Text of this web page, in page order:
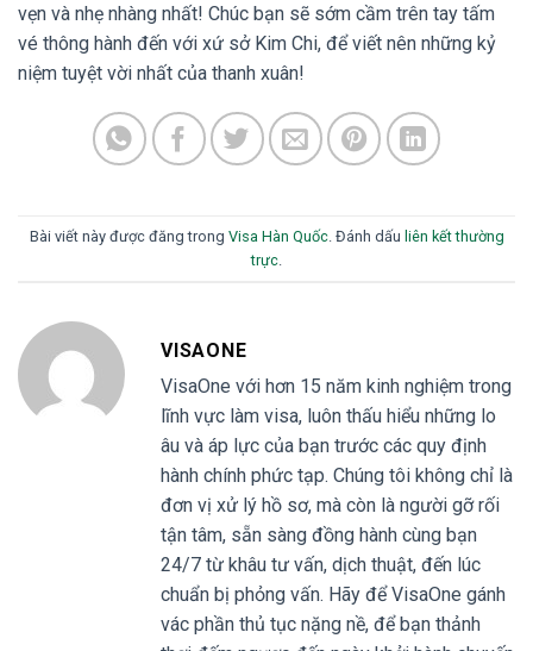
vẹn và nhẹ nhàng nhất! Chúc bạn sẽ sớm cầm trên tay tấm
vé thông hành đến với xứ sở Kim Chi, để viết nên những kỷ
niệm tuyệt vời nhất của thanh xuân!
Bài viết này được đăng trong Visa Hàn Quốc. Đánh dấu liên kết thường
trực
VISAONE
VisaOne với hơn 15 năm kinh nghiệm trong
lĩnh vực làm visa, luôn thấu hiểu những lo
âu và áp lực của bạn trước các quy định
hành chính phức tạp. Chúng tôi không chỉ là
đơn vị xử lý hồ sơ, mà còn là người gỡ rối
tận tâm, sẵn sàng đồng hành cùng bạn
24/7 từ khâu tư vấn, dịch thuật, đến lúc
chuẩn bị phỏng vấn. Hãy để VisaOne gánh
vác phần thủ tục nặng nề, để bạn thảnh